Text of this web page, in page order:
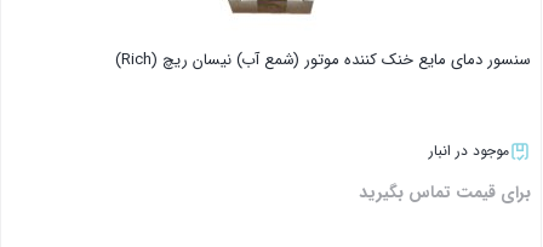
سنسور دمای مایع خنک کننده موتور (شمع آب) نیسان ریچ‌ (Rich)
موجود در انبار
برای قیمت تماس بگیرید